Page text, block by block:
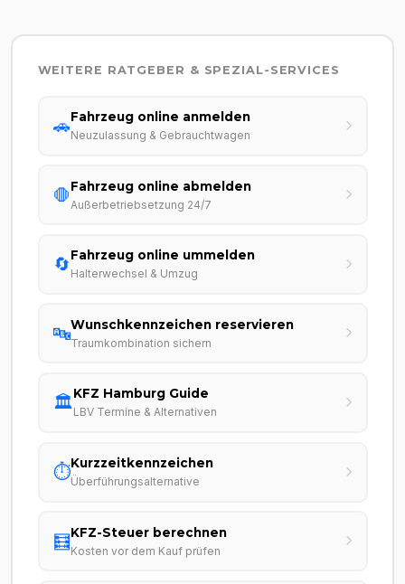
WEITERE RATGEBER & SPEZIAL-SERVICES
🚗Fahrzeug online anmelden
Neuzulassung & Gebrauchtwagen
🛑Fahrzeug online abmelden
Außerbetriebsetzung 24/7
🔄Fahrzeug online ummelden
Halterwechsel & Umzug
🔤Wunschkennzeichen reservieren
Traumkombination sichern
🏛️KFZ Hamburg Guide
LBV Termine & Alternativen
⏱️Kurzzeitkennzeichen
Überführungsalternative
🧮KFZ-Steuer berechnen
Kosten vor dem Kauf prüfen